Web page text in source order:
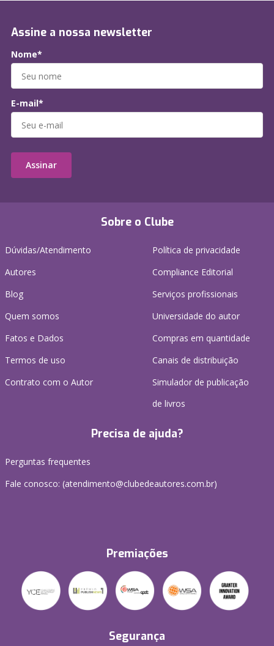
Sobre o Clube
Dúvidas/Atendimento
Autores
Blog
Quem somos
Fatos e Dados
Termos de uso
Contrato com o Autor
Política de privacidade
Compliance Editorial
Serviços profissionais
Universidade do autor
Compras em quantidade
Canais de distribuição
Simulador de publicação
de livros
Precisa de ajuda?
Perguntas frequentes
Fale conosco: (atendimento@clubedeautores.com.br)
Premiações
Segurança
Assine a nossa newsletter
Nome*
E-mail*
Assinar